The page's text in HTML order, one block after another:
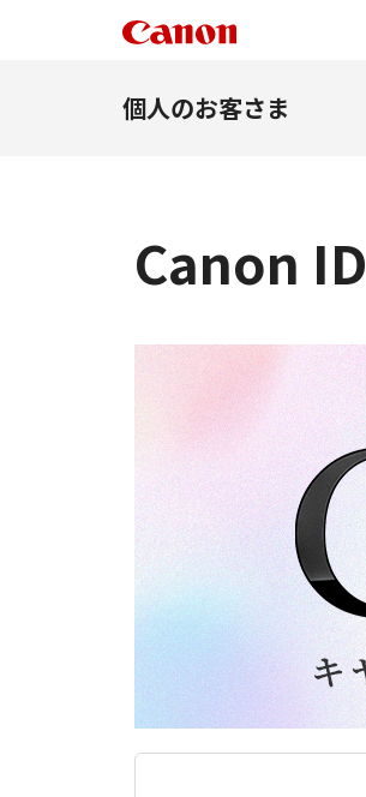
個人のお客さま
Canon ID